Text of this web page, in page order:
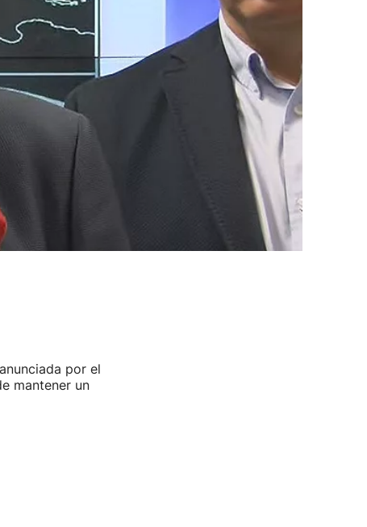
por el
mantener un